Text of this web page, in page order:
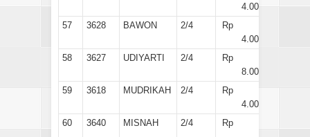
4.000
57
3628 BAWON 2/4
Rp
4.000
58
3627 UDIYARTI 2/4
Rp
8.000
59
3618 MUDRIKAH 2/4
Rp
4.000
60
3640 MISNAH 2/4 Rp